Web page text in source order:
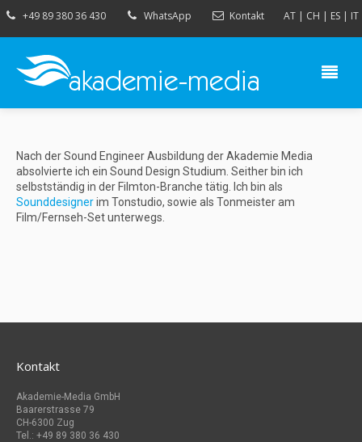
+49 89 380 36 430 WhatsApp Kontakt AT| CH | ES| IT
Nach der Sound Engineer Ausbildung der Akademie Media
absolvierte ich ein Sound Design Studium. Seither bin ich
selbstständig in der Filmton-Branche tätig. Ich bin als
Sounddesignerim Tonstudio, sowie als Tonmeister am
Film/Fernseh-Set unterwegs.
Kontakt
Akademie-Media GmbH
Baarerstrasse 79
CH-6300 Zug
Tel.: +49 89 380 36 430